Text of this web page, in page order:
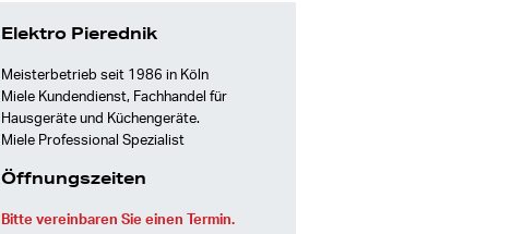
Elektro Pierednik
Meisterbetrieb seit 1986 in Köln
Miele Kundendienst, Fachhandel für
Hausgeräte und Küchengeräte.
Miele Professional Spezialist
Öffnungszeiten
Bitte vereinbaren Sie einen Termin.